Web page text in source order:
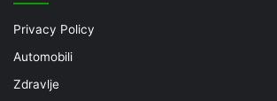
Privacy Policy
Automobili
Zdravlje